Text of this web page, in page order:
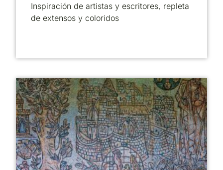
Inspiración de artistas y escritores, repleta
de extensos y coloridos